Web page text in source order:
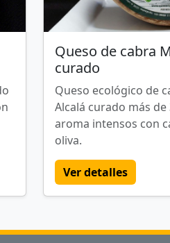
Queso de cabra
curado
Queso ecológico de
Alcalá curado más
aroma intensos con
oliva.
Ver detalles